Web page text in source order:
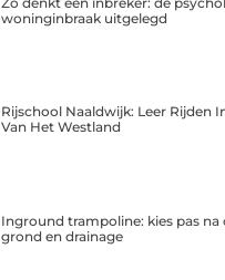
woninginbraak uitgelegd
Rijschool Naaldwijk: Leer Rijden
Van Het Westland
Inground trampoline: kies pas na
grond en drainage